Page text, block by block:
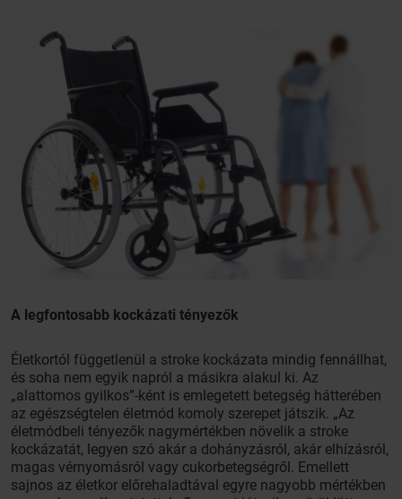
A legfontosabb kockázati tényezők
Életkortól függetlenül a stroke kockázata mindig fennállhat,
és soha nem egyik napról a másikra alakul ki. Az
„alattomos gyilkos”-ként is emlegetett betegség hátterében
az egészségtelen életmód komoly szerepet játszik. „Az
életmódbeli tényezők nagymértékben növelik a stroke
kockázatát, legyen szó akár a dohányzásról, akár elhízásról,
magas vérnyomásról vagy cukorbetegségről. Emellett
sajnos az életkor előrehaladtával egyre nagyobb mértékben